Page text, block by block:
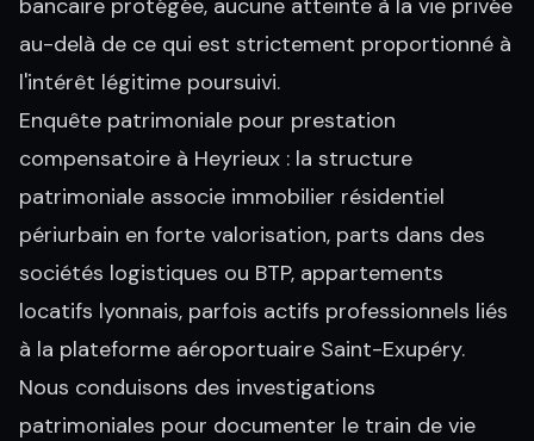
bancaire protégée, aucune atteinte à la vie privée
au-delà de ce qui est strictement proportionné à
l'intérêt légitime poursuivi.
Enquête patrimoniale pour prestation
compensatoire à Heyrieux : la structure
patrimoniale associe immobilier résidentiel
périurbain en forte valorisation, parts dans des
sociétés logistiques ou BTP, appartements
locatifs lyonnais, parfois actifs professionnels liés
à la plateforme aéroportuaire Saint-Exupéry.
Nous conduisons des investigations
patrimoniales pour documenter le train de vie